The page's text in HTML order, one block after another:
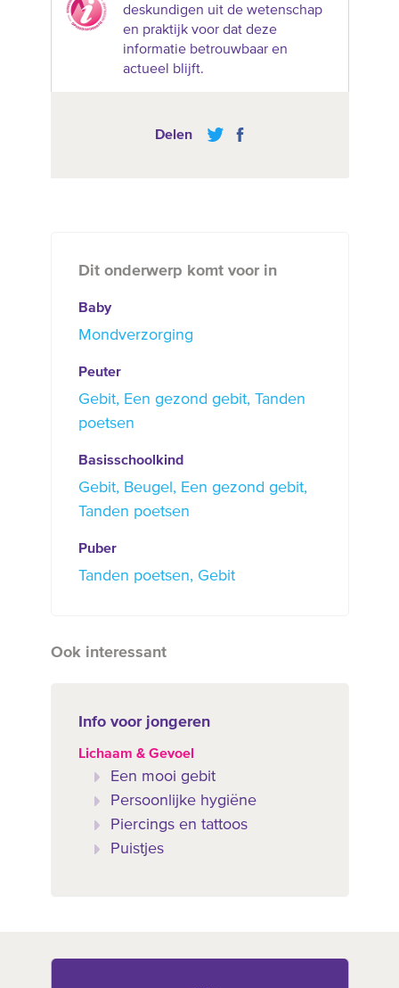
deskundigen uit de wetenschap
en praktijk voor dat deze
informatie betrouwbaar en
actueel blijft.
Delen
Dit onderwerp komt voor in
Baby
Mondverzorging
Peuter
Gebit Een gezond gebit Tanden
poetsen
Basisschoolkind
Gebit Beugel
Een gezond gebit
Tanden poetsen
Puber
Tanden poetsen Gebit
Ook interessant
Info voor jongeren
Lichaam & Gevoel
Een mooi gebit
Persoonlijke hygiëne
Piercings en tattoos
Puistjes